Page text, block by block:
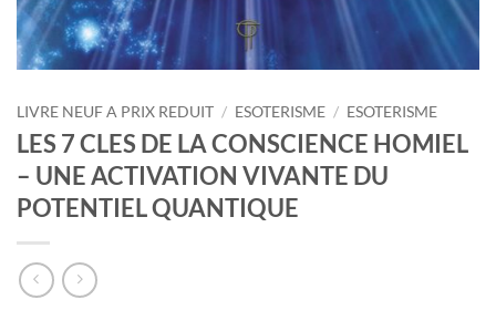
LIVRE NEUF A PRIX REDUIT / ESOTERISME / ESOTERISME
LES 7 CLES DE LA CONSCIENCE HOMIEL
– UNE ACTIVATION VIVANTE DU
POTENTIEL QUANTIQUE